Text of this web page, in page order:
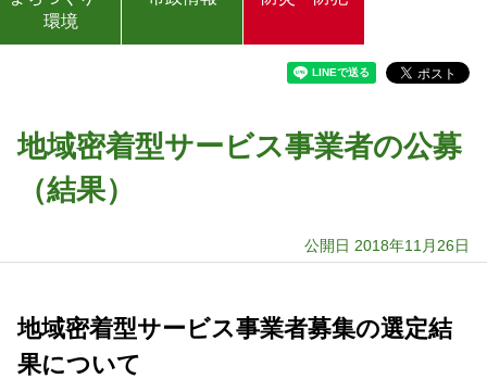
環境
地域密着型サービス事業者の公募
（結果）
公開日 2018年11月26日
地域密着型サービス事業者募集の選定結
果について